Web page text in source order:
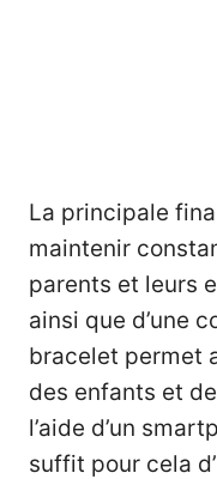
La principale
maintenir
parents et leurs
ainsi que d’une
bracelet permet
des enfants et
l’aide d’un
suffit pour cela